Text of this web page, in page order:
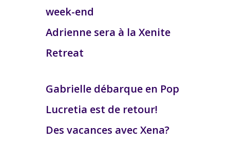
week-end
Adrienne sera à la Xenite
Retreat
Gabrielle débarque en Pop
Lucretia est de retour!
Des vacances avec Xena?